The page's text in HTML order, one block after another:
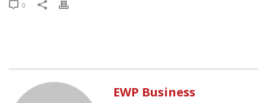
0
EWP Business